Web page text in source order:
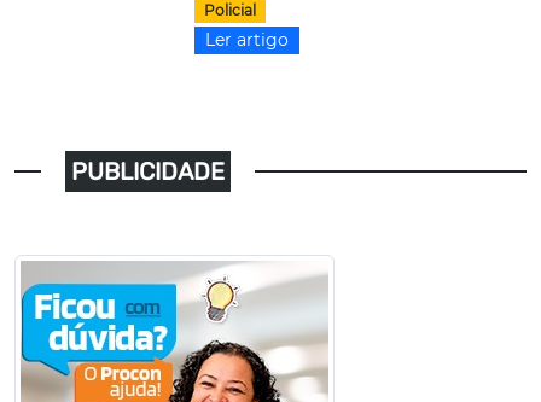
Policial
Ler artigo
PUBLICIDADE